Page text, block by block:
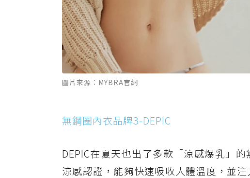
圖片來源：MYBRA官網
無鋼圈內衣品牌3-DEPIC
DEPIC在夏天也出了多款「涼感爆乳」
涼感認證，能夠快速吸收人體溫度，並